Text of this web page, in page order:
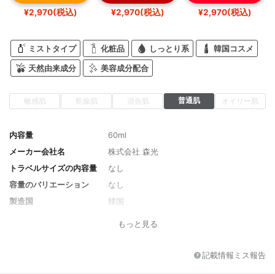
¥2,970(税込) ¥2,970(税込) ¥2,970(税込)
ミストタイプ 化粧品 しっとり系 韓国コスメ
天然由来成分 美容成分配合
敏感肌 乾燥肌 混合肌 普通肌 オイリー肌
内容量
60ml
メーカー会社名
株式会社 森光
トラベルサイズの内容量
なし
容量のバリエーション
なし
製造国
韓国
もっと見る
記載情報ミス報告